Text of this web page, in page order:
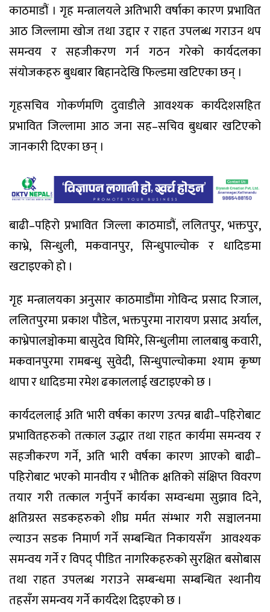
काठमाडौं । गृह मन्त्रालयले अतिभारी वर्षाका कारण प्रभावित
आठ जिल्लामा खोज तथा उद्दार र राहत उपलब्ध गराउन थप
समन्वय र सहजीकरण गर्न गठन गरेको कार्यदलका
संयोजकहरु बुधबार बिहानदेखि फिल्डमा खटिएका छन् ।
गृहसचिव गोकर्णमणि दुवाडीले आवश्यक कार्यदेशसहित
प्रभावित जिल्लामा आठ जना सह–सचिव बुधबार खटिएको
जानकारी दिएका छन् ।
बाढी–पहिरो प्रभावित जिल्ला काठमाडौं, ललितपुर, भक्तपुर,
काभ्रे, सिन्धुली, मकवानपुर, सिन्धुपाल्चोक र धादिङमा
खटाइएको हो ।
गृह मन्त्रालयका अनुसार काठमाडौंमा गोविन्द प्रसाद रिजाल,
ललितपुरमा प्रकाश पौडेल, भक्तपुरमा नारायण प्रसाद अर्याल,
काभ्रेपालञ्चोकमा बासुदेव घिमिरे, सिन्धुलीमा लालबाबु कवारी,
मकवानपुरमा रामबन्धु सुवेदी, सिन्धुपाल्चोकमा श्याम कृष्ण
थापा र धादिङमा रमेश ढकाललाई खटाइएको छ ।
कार्यदललाई अति भारी वर्षका कारण उत्पन्न बाढी–पहिरोबाट
प्रभावितहरुको तत्काल उद्धार तथा राहत कार्यमा समन्वय र
सहजीकरण गर्ने, अति भारी वर्षका कारण आएको बाढी–
पहिरोबाट भएको मानवीय र भौतिक क्षतिको संक्षिप्त विवरण
तयार गरी तत्काल गर्नुपर्ने कार्यका सम्वन्धमा सुझाव दिने,
क्षतिग्रस्त सडकहरुको शीघ्र मर्मत संम्भार गरी सञ्चालनमा
ल्याउन सडक निमार्ण गर्ने सम्बन्धित निकायसँग आवश्यक
समन्वय गर्ने र विपद् पीडित नागरिकहरुको सुरक्षित बसोबास
तथा राहत उपलब्ध गराउने सम्बन्धमा सम्बन्धित स्थानीय
तहसँग समन्वय गर्ने कार्यदेश दिइएको छ ।